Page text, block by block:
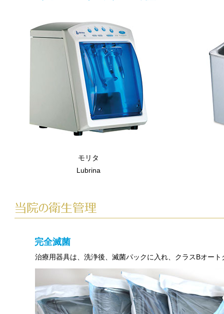
モリタ
Lubrina
完全滅菌
治療用器具は、洗浄後、滅菌パックに入れ、クラスBオー